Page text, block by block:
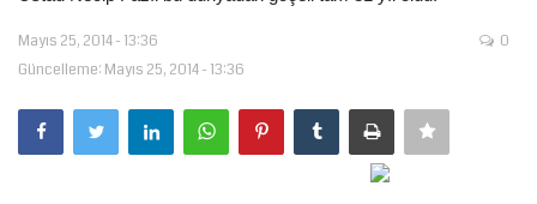
Şanlıurfa
Eğitim
Mayıs 25, 2014 - 13:36
Güncelleme: Mayıs 25, 2014 - 13:36
0